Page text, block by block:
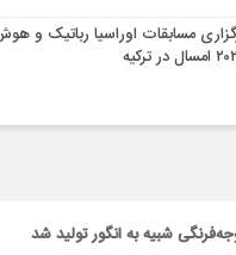
مسابقات اوراسیا رباتیک و
در ترکیه
شبیه به انگور تولید شد